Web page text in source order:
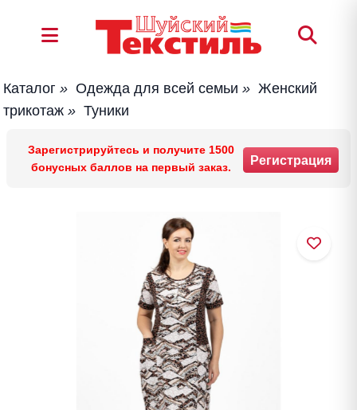
Каталог » Одежда для всей семьи » Женский
трикотаж » Туники
Зарегистрируйтесь и получите 1500
бонусных баллов на первый заказ.
Регистрация